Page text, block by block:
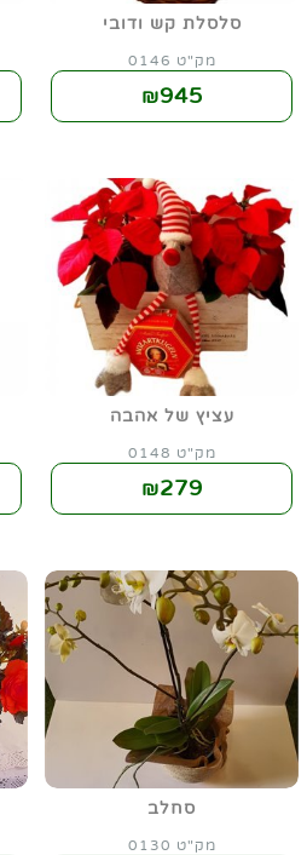
סלסלת קש ודובי
מק"ט 0146
₪945
עציץ של אהבה
מק"ט 0148
₪279
סחלב
מק"ט 0130